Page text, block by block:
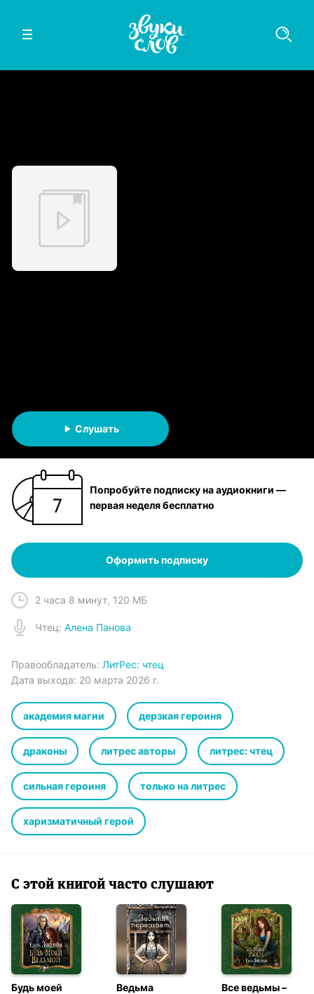
Слушать
Попробуйте подписку на аудиокниги —
первая неделя бесплатно
Оформить подписку
2 часа 8 минут, 120 МБ
Чтец: Алена Панова
Правообладатель: ЛитРес: чтец
Дата выхода: 20 марта 2026 г.
академия магии дерзкая героиня
драконы литрес авторы литрес: чтец
сильная героиня только на литрес
харизматичный герой
С этой книгой часто слушают
Будь моей
Ведьма
Все ведьмы –